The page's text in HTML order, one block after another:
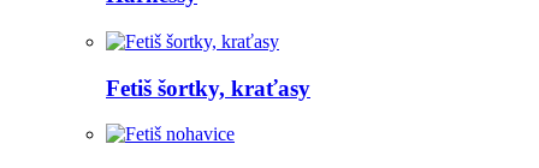
Fetiš šortky, kraťasy